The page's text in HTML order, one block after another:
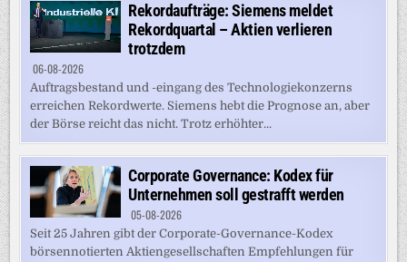
Rekordaufträge: Siemens meldet
Rekordquartal – Aktien verlieren
trotzdem
06-08-2026
Auftragsbestand und -eingang des Technologiekonzerns
erreichen Rekordwerte. Siemens hebt die Prognose an, aber
der Börse reicht das nicht. Trotz erhöhter...
Corporate Governance: Kodex für
Unternehmen soll gestrafft werden
05-08-2026
Seit 25 Jahren gibt der Corporate-Governance-Kodex
börsennotierten Aktiengesellschaften Empfehlungen für